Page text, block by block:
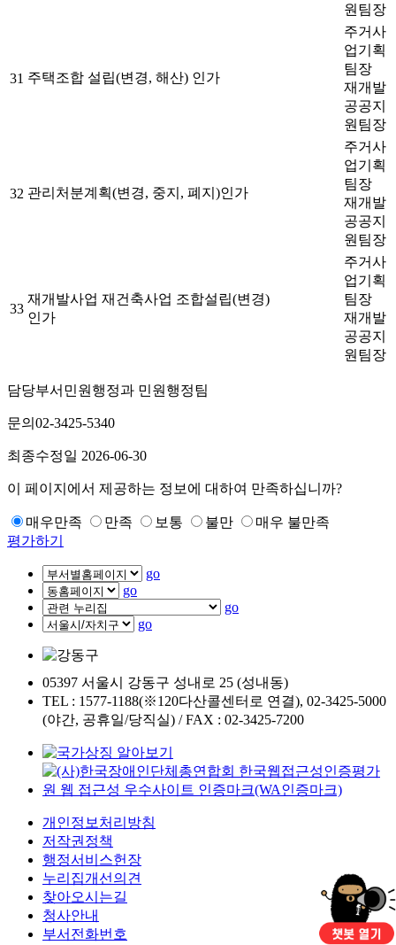
원팀장
31 주택조합 설립(변경, 해산) 인가
주거사
업기획
팀장
재개발
공공지
원팀장
32 관리처분계획(변경, 중지, 폐지)인가
주거사
업기획
팀장
재개발
공공지
원팀장
33
재개발사업 재건축사업 조합설립(변경)
인가
주거사
업기획
팀장
재개발
공공지
원팀장
담당부서 민원행정과 민원행정팀
문의 02-3425-5340
최종수정일 2026-06-30
이 페이지에서 제공하는 정보에 대하여 만족하십니까?
매우만족 만족 보통 불만
매우 불만족
평가하기
go
go
go
go
05397 서울시 강동구 성내로 25 (성내동)
TEL : 1577-1188(※120다산콜센터로 연결), 02-3425-5000
(야간, 공휴일/당직실) / FAX : 02-3425-7200
개인정보처리방침
저작권정책
행정서비스헌장
누리집개선의견
찾아오시는길
청사안내
부서전화번호